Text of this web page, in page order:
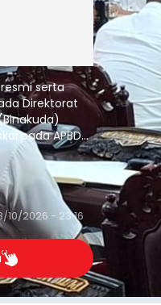
serta
Direktorat
pada APBD
10/2026 - 23:16